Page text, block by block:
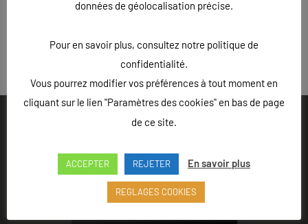
« Précédent
Ouvert du lundi au vendredi de 9h à 18h - Rue Louis Lepître,
Hôtel des entreprises, 52200 LANGRES
données de géolocalisation précise.
Pour en savoir plus, consultez notre politique de
confidentialité.
Vous pourrez modifier vos préférences à tout moment en
cliquant sur le lien "Paramètres des cookies" en bas de page
de ce site.
ACCEPTER REJETER En savoir plus
REGLAGES COOKIES